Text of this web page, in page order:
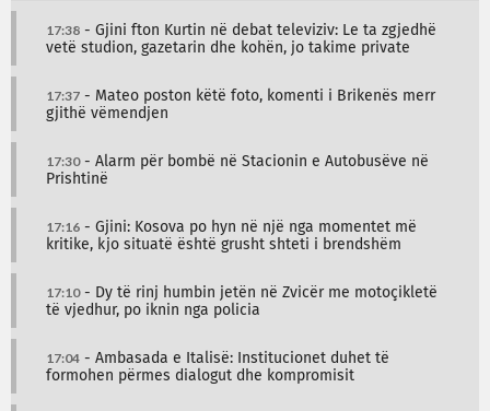
17:38 - Gjini fton Kurtin në debat televiziv: Le ta zgjedhë
vetë studion, gazetarin dhe kohën, jo takime private
17:37 - Mateo poston këtë foto, komenti i Brikenës merr
gjithë vëmendjen
17:30- Alarm për bombë në Stacionin e Autobusëve në
Prishtinë
17:16 - Gjini: Kosova po hyn në një nga momentet më
kritike, kjo situatë është grusht shteti i brendshëm
17:10- Dy të rinj humbin jetën në Zvicër me motoçikletë
të vjedhur, po iknin nga policia
17:04 - Ambasada e Italisë: Institucionet duhet të
formohen përmes dialogut dhe kompromisit